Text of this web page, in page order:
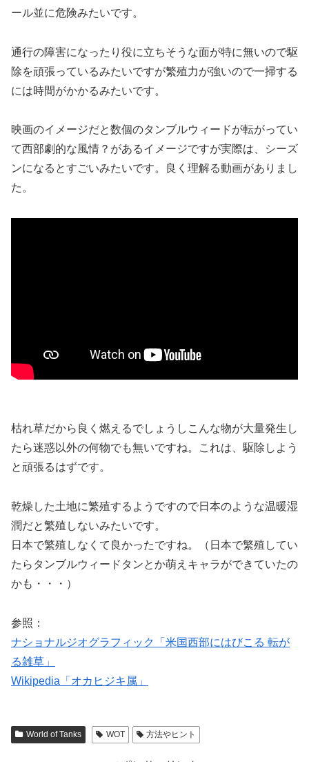
ール並に危険みたいです。
通行の障害になったり役に立ちそうな面が特に無いので駆
除を頑張っているみたいですが繁殖力が強いので一掃する
には時間がかかるみたいです。
映画のイメージだと数個のタンブルウィードが転がってい
て西部劇的な風情？があるイメージですが実際は、シーズ
ンになるとすごいみたいです。良く理解る動画がありまし
た。
枯れ草だから良く燃えるでしょうしこんな物が大量発生し
たら迷惑以外の何物でも無いですね。これは、駆除しよう
と頑張るはずです。
乾燥した土地に繁殖するようですので日本のような温暖湿
潤だと繁殖しないみたいです。
日本で繁殖しなくて良かったですね。（日本で繁殖してい
たらタンブルウィードタンとか萌えキャラができていたの
かも・・・）
参照：
ナショナルジオグラフィック「米国西部にはびこる 転が
る雑草」
Wikipedia「オカヒジキ属」
World of Tanks WOT 方法やヒント